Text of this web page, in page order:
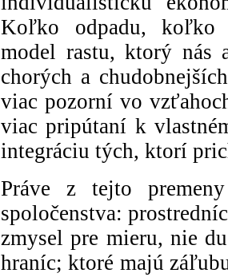
Koľko odpadu, koľko
model rastu, ktorý nás
chorých a
viac pozorní vo
viac pripútaní k
integráciu tých, ktorí
Práve z tejto
spoločenstva:
zmysel pre mieru, nie
hraníc; ktoré majú